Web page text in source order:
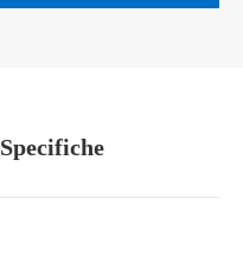
Specifiche